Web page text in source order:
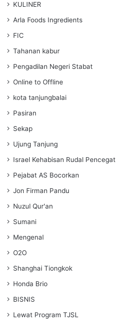
KULINER
Arla Foods Ingredients
FIC
Tahanan kabur
Pengadilan Negeri Stabat
Online to Offline
kota tanjungbalai
Pasiran
Sekap
Ujung Tanjung
Israel Kehabisan Rudal Pencegat
Pejabat AS Bocorkan
Jon Firman Pandu
Nuzul Qur'an
Sumani
Mengenal
O2O
Shanghai Tiongkok
Honda Brio
BISNIS
Lewat Program TJSL